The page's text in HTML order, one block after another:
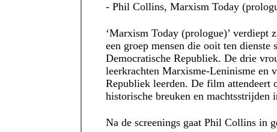
- Phil Collins, Marxism Today
‘Marxism Today (prologue)’ verdiept
een groep mensen die ooit ten dienste
Democratische Republiek. De drie
leerkrachten Marxisme-Leninisme en
Republiek leerden. De film attendeert
historische breuken en machtsstrijden
Na de screenings gaat Phil Collins in